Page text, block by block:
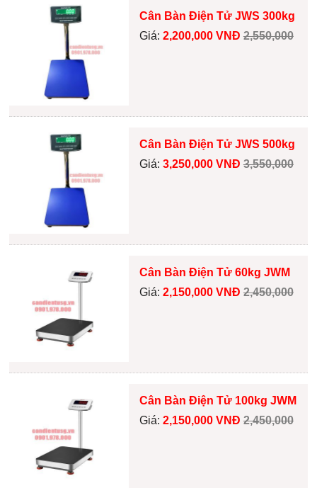
Cân Bàn Điện Tử JWS 300kg
Giá: 2,200,000 VNĐ 2,550,000
Cân Bàn Điện Tử JWS 500kg
Giá: 3,250,000 VNĐ 3,550,000
Cân Bàn Điện Tử 60kg JWM
Giá: 2,150,000 VNĐ 2,450,000
Cân Bàn Điện Tử 100kg JWM
Giá: 2,150,000 VNĐ 2,450,000